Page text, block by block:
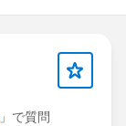
」で質問